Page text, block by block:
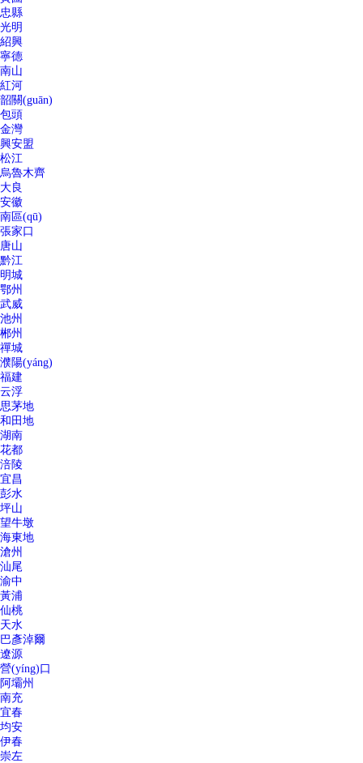
忠縣
光明
紹興
寧德
南山
紅河
韶關(guān)
包頭
金灣
興安盟
松江
烏魯木齊
大良
安徽
南區(qū)
張家口
唐山
黔江
明城
鄂州
武威
池州
郴州
禪城
濮陽(yáng)
福建
云浮
思茅地
和田地
湖南
花都
涪陵
宜昌
彭水
坪山
望牛墩
海東地
滄州
汕尾
渝中
黃浦
仙桃
天水
巴彥淖爾
遼源
營(yíng)口
阿壩州
南充
宜春
均安
伊春
崇左